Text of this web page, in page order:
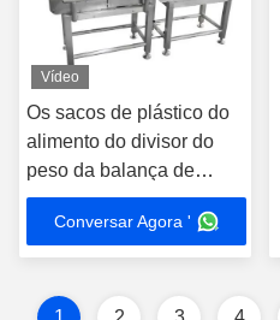
Vídeo
Os sacos de plástico do
alimento do divisor do
peso da balança de
controlo/caixas/brinquedo
em linha dinâmicos
originais da garrafa parte
Conversar Agora '